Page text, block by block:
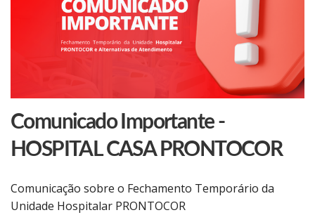
Comunicado Importante -
HOSPITAL CASA PRONTOCOR
Comunicação sobre o Fechamento Temporário da
Unidade Hospitalar PRONTOCOR